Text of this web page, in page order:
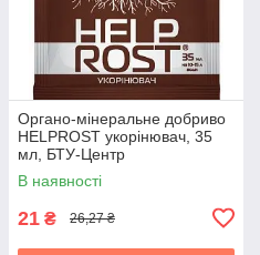
Органо-мінеральне добриво
HELPROST укорінювач, 35
мл, БТУ-Центр
В наявності
21 ₴ 26,27 ₴